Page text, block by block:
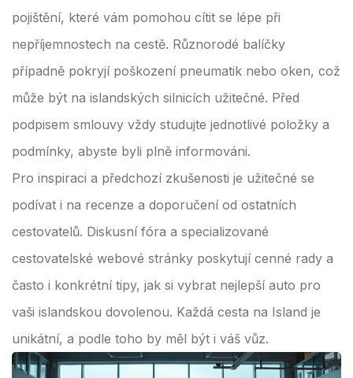
pojištění, které vám pomohou cítit se lépe při
nepříjemnostech na cestě. Různorodé balíčky
případně pokryjí poškození pneumatik nebo oken, což
může být na islandských silnicích užitečné. Před
podpisem smlouvy vždy studujte jednotlivé položky a
podmínky, abyste byli plně informováni.
Pro inspiraci a předchozí zkušenosti je užitečné se
podívat i na recenze a doporučení od ostatních
cestovatelů. Diskusní fóra a specializované
cestovatelské webové stránky poskytují cenné rady a
často i konkrétní tipy, jak si vybrat nejlepší auto pro
vaši islandskou dovolenou. Každá cesta na Island je
unikátní, a podle toho by měl být i váš vůz.